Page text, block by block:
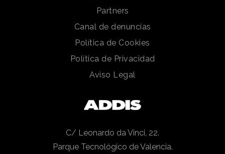
Partners
Canal de denuncias
Política de Cookies
Política de Privacidad
Aviso Legal
C/ Leonardo da Vinci, 22.
Parque Tecnológico de Valencia.